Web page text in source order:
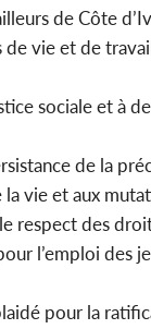
de Côte
vie et de
sociale et à
de la
vie et aux
respect des
l’emploi des
pour la